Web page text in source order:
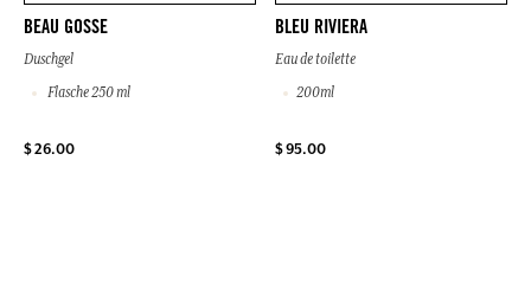
BEAU GOSSE
Duschgel
Flasche 250 ml
$ 26.00
BLEU RIVIERA
Eau de toilette
200ml
$ 95.00